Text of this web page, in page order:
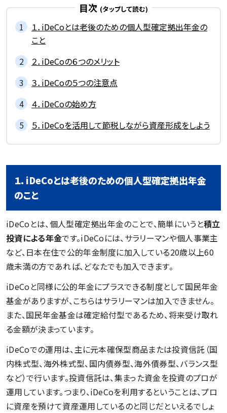
目次
１．iDeCoとは老後のための個人型確定拠出年金の
こと
２．iDeCoの６つのメリット
３．iDeCoの５つの注意点
４．iDeCoの始め方
５．iDeCoを活用して節税しながら資産形成をしよう
１．iDeCoとは老後のための個人型確定拠出年金
のこと
iDeCoとは、個人型確定拠出年金のことで、簡単にいうと積立
投資による年金です。iDeCoには、サラリーマンや個人事業主
など、日本在住で公的年金制度に加入している20歳以上60
歳未満の方であれば、どなたでも加入できます。
iDeCoと同様に公的年金にプラスできる制度として国民年金
基金がありますが、こちらはサラリーマンは加入できません。
また、国民年金基金は確定給付型であるため、将来受け取れ
る金額が決まっています。
iDeCoでの運用は、主に元本確保型商品または投資信託（国
内株式型、海外株式型、国内債券型、海外債券型、バランス型
など）で行います。投資信託は、集まった資金を投資のプロが
運用しています。つまり、iDeCoを利用するということは、プロ
に資産を預けて資産運用しているのと同じだといえるでしょ